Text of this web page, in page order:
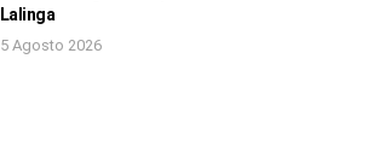
Lalinga
5 Agosto 2026